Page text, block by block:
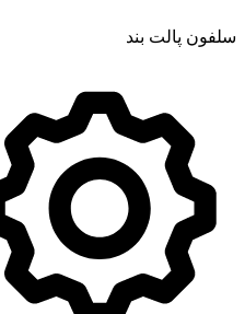
سلفون پالت بند